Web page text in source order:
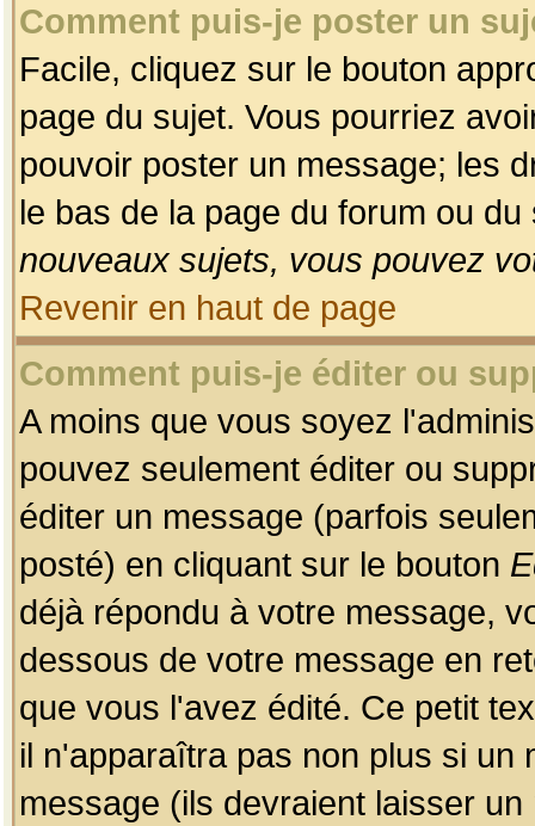
Comment puis-je poster un
Facile, cliquez sur le bouton
page du sujet. Vous pourriez
pouvoir poster un message; les
le bas de la page du forum ou
nouveaux sujets, vous pouvez
Revenir en haut de page
Comment puis-je éditer ou
A moins que vous soyez
pouvez seulement éditer ou
éditer un message (parfois
posté) en cliquant sur le bouton
déjà répondu à votre message,
dessous de votre message en
que vous l'avez édité. Ce petit
il n'apparaîtra pas non plus si un
message (ils devraient laisser